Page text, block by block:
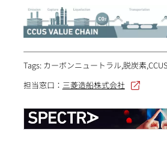
Tags: カーボンニュートラル,脱炭素,CCUS
担当窓口： 三菱造船株式会社